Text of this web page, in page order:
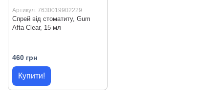
Артикул: 7630019902229
Спрей від стоматиту, Gum
Afta Clear, 15 мл
460 грн
Купити!